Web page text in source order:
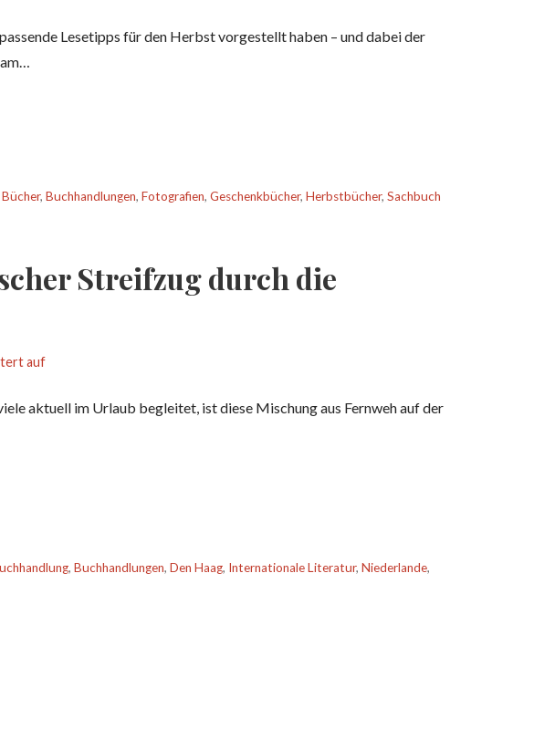
Lesetipps für den Herbst vorgestellt haben – und dabei der
Bücher,Buchhandlungen,Fotografien,Geschenkbücher,Herbstbücher,Sachbuch
Streifzug durch die
auf
aktuell im Urlaub begleitet, ist diese Mischung aus Fernweh auf der
,Buchhandlungen,Den Haag, Internationale Literatur,Niederlande,